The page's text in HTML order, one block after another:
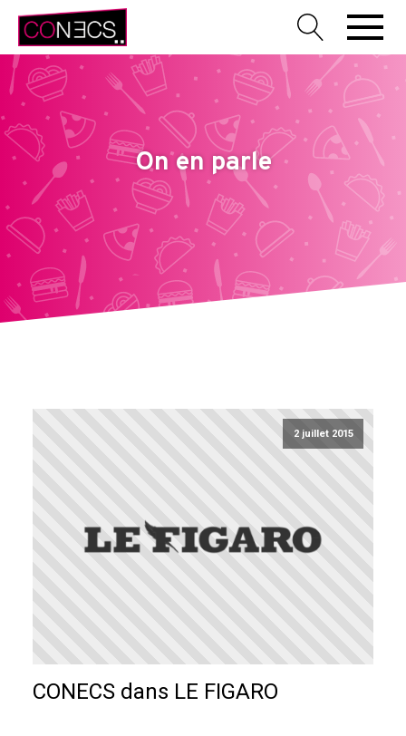
On en parle
2 juillet 2015
CONECS dans LE FIGARO